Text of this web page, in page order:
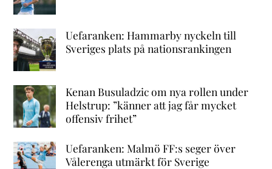
Uefaranken: Hammarby nyckeln till
Sveriges plats på nationsrankingen
Kenan Busuladzic om nya rollen under
Helstrup: ”känner att jag får mycket
offensiv frihet”
Uefaranken: Malmö FF:s seger över
Vålerenga utmärkt för Sverige